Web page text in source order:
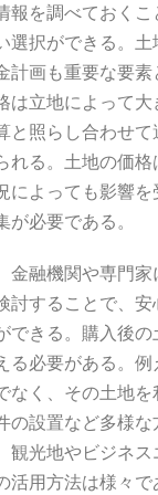
報を調べておくこ
選択ができる。土
計画も重要な要
は立地によって大
と照らし合わせて
れる。土地の価
によっても影響を
が必要である。
金融機関や専門家
討することで、
できる。購入後
る必要がある。例
なく、その土地
の設置など多様
観光地やビジネ
活用方法は様々